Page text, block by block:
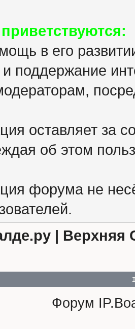
в его
поддержание
оставляет за
об этом
форума не
| Верхняя
Форум